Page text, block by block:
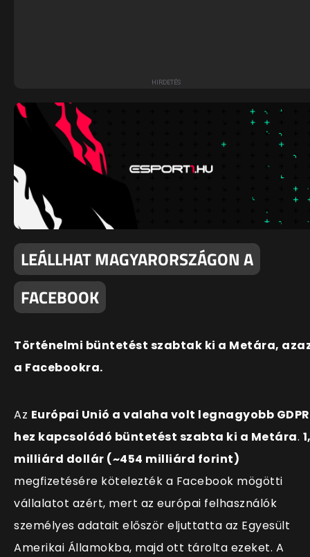
LEÁLLHAT MAGYARORSZÁGON A
FACEBOOK
Történelmi büntetést szabtak ki a Metára,
a Facebookra.
Az Európai Unió a valaha volt legnagyobb
hez kapcsolódó büntetést szabta ki a Metára.
milliárd dollár (~454 milliárd forint)
megfizetésére kötelezték a Facebook mögötti
vállalatot azért, mert az európai felhasználók
személyes adatait először eljuttatta az Egyesült
Amerikai Államokba, majd ott tárolta ezeket. A